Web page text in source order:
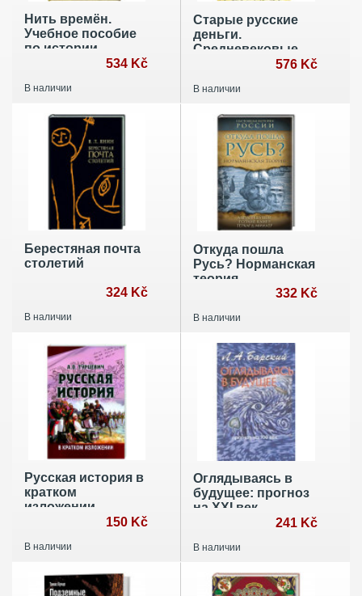
Нить времён.
Учебное пособие
по истории
славяно-русской
534 Kč
В наличии
Старые русские
деньги.
Средневековые
русские монеты с
надписями
576 Kč
В наличии
Берестяная почта
столетий
324 Kč
В наличии
Откуда пошла
Русь? Норманская
теория
332 Kč
В наличии
Русская история в
кратком
изложении
150 Kč
В наличии
Оглядываясь в
будущее: прогноз
на XXI век
241 Kč
В наличии